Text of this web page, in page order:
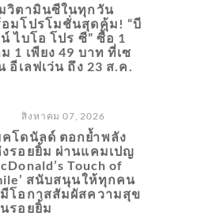
วิตามินซีในทุกวัน
มโปรโมชั่นสุดคุ้ม! “บี
ไบโอ โปร ซี” ซื้อ 1
1 เพียง 49 บาท ที่เซ
อีเลฟเว่น ถึง 23 ส.ค.
สิงหาคม 07, 2026
โดนัลด์ ตอกย้ำพลัง
รอยยิ้ม ผ่านแคมเปญ
Touch of
สนับสนุนให้ทุกคน
โอกาสสัมผัสความสุข
รอยยิ้ม